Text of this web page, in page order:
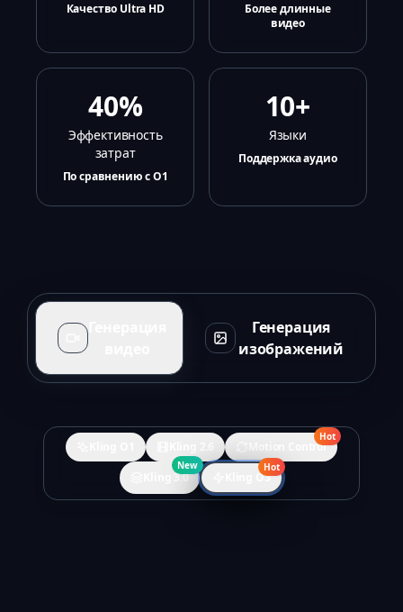
Качество Ultra HD
Более длинные
видео
40%
Эффективность
затрат
По сравнению с O1
10+
Языки
Поддержка аудио
Генерация
Генерация
изображений
Hot
Motion Control
New
Kling 3.0
Hot
Kling O3